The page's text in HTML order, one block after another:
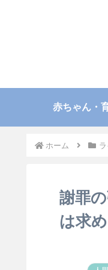
赤ちゃん・
ホーム
謝罪
は求